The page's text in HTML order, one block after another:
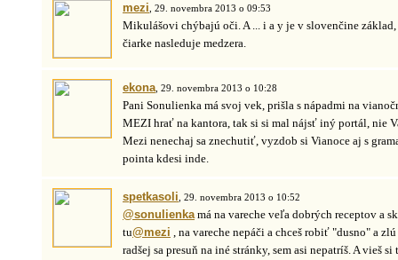
mezi , 29. novembra 2013 o 09:53
Mikulášovi chýbajú oči. A ... i a y je v slovenčine
čiarke nasleduje medzera.
ekona , 29. novembra 2013 o 10:28
Pani Sonulienka má svoj vek, prišla s nápadmi na
MEZI hrať na kantora, tak si si mal nájsť iný portál, nie
Mezi nenechaj sa znechutiť, vyzdob si Vianoce aj s
pointa kdesi inde.
spetkasoli , 29. novembra 2013 o 10:52
@sonulienkamá na vareche veľa dobrých receptov a
tu@mezi , na vareche nepáči a chceš robiť "dusno" a
radšej sa presuň na iné stránky, sem asi nepatríš. A vieš